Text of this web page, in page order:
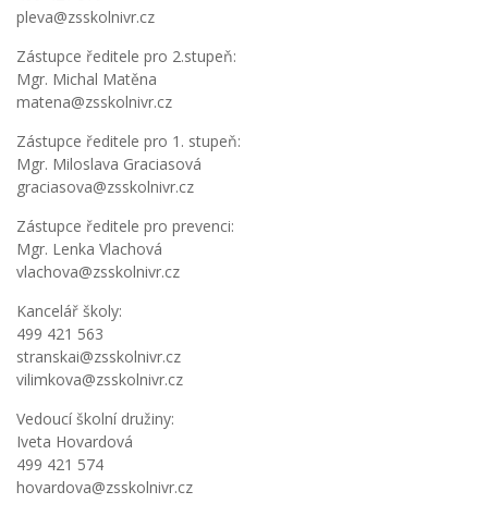
pleva@zsskolnivr.cz
Zástupce ředitele pro 2.stupeň:
Mgr. Michal Matěna
matena@zsskolnivr.cz
Zástupce ředitele pro 1. stupeň:
Mgr. Miloslava Graciasová
graciasova@zsskolnivr.cz
Zástupce ředitele pro prevenci:
Mgr. Lenka Vlachová
vlachova@zsskolnivr.cz
Kancelář školy:
499 421 563
stranskai@zsskolnivr.cz
vilimkova@zsskolnivr.cz
Vedoucí školní družiny:
Iveta Hovardová
499 421 574
hovardova@zsskolnivr.cz